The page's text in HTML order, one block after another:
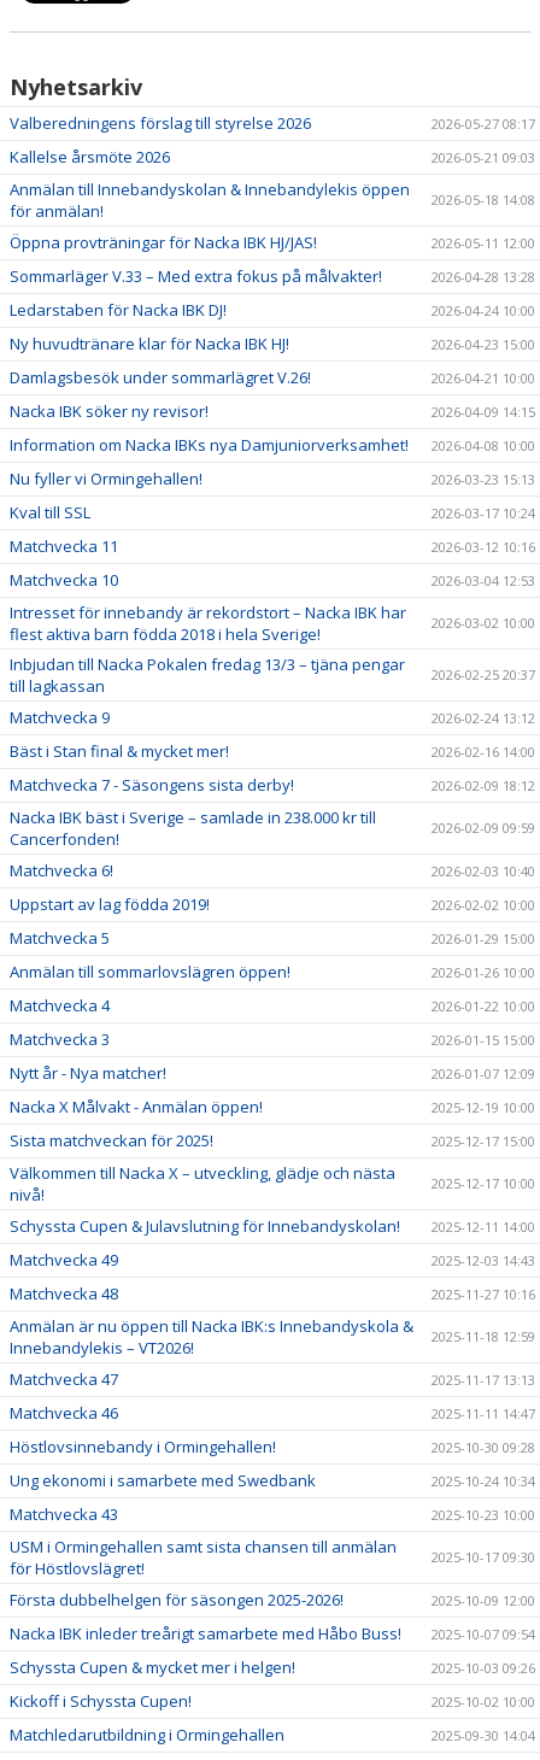
Nyhetsarkiv
Valberedningens förslag till styrelse 2026 2026-05-27 08:17
Kallelse årsmöte 2026 2026-05-21 09:03
Anmälan till Innebandyskolan & Innebandylekis öppen
för anmälan!
2026-05-18 14:08
Öppna provträningar för Nacka IBK HJ/JAS! 2026-05-11 12:00
Sommarläger V.33 – Med extra fokus på målvakter! 2026-04-28 13:28
Ledarstaben för Nacka IBK DJ! 2026-04-24 10:00
Ny huvudtränare klar för Nacka IBK HJ! 2026-04-23 15:00
Damlagsbesök under sommarlägret V.26! 2026-04-21 10:00
Nacka IBK söker ny revisor! 2026-04-09 14:15
Information om Nacka IBKs nya Damjuniorverksamhet! 2026-04-08 10:00
Nu fyller vi Ormingehallen! 2026-03-23 15:13
Kval till SSL 2026-03-17 10:24
Matchvecka 11 2026-03-12 10:16
Matchvecka 10 2026-03-04 12:53
Intresset för innebandy är rekordstort – Nacka IBK har
flest aktiva barn födda 2018 i hela Sverige!
2026-03-02 10:00
Inbjudan till Nacka Pokalen fredag 13/3 – tjäna pengar
till lagkassan
2026-02-25 20:37
Matchvecka 9 2026-02-24 13:12
Bäst i Stan final & mycket mer! 2026-02-16 14:00
Matchvecka 7 - Säsongens sista derby! 2026-02-09 18:12
Nacka IBK bäst i Sverige – samlade in 238.000 kr till
Cancerfonden!
2026-02-09 09:59
Matchvecka 6! 2026-02-03 10:40
Uppstart av lag födda 2019! 2026-02-02 10:00
Matchvecka 5 2026-01-29 15:00
Anmälan till sommarlovslägren öppen! 2026-01-26 10:00
Matchvecka 4 2026-01-22 10:00
Matchvecka 3 2026-01-15 15:00
Nytt år - Nya matcher! 2026-01-07 12:09
Nacka X Målvakt - Anmälan öppen! 2025-12-19 10:00
Sista matchveckan för 2025! 2025-12-17 15:00
Välkommen till Nacka X – utveckling, glädje och nästa
nivå!
2025-12-17 10:00
Schyssta Cupen & Julavslutning för Innebandyskolan! 2025-12-11 14:00
Matchvecka 49 2025-12-03 14:43
Matchvecka 48 2025-11-27 10:16
Anmälan är nu öppen till Nacka IBK:s Innebandyskola &
Innebandylekis – VT2026!
2025-11-18 12:59
Matchvecka 47 2025-11-17 13:13
Matchvecka 46 2025-11-11 14:47
Höstlovsinnebandy i Ormingehallen! 2025-10-30 09:28
Ung ekonomi i samarbete med Swedbank 2025-10-24 10:34
Matchvecka 43 2025-10-23 10:00
USM i Ormingehallen samt sista chansen till anmälan
för Höstlovslägret!
2025-10-17 09:30
Första dubbelhelgen för säsongen 2025-2026! 2025-10-09 12:00
Nacka IBK inleder treårigt samarbete med Håbo Buss! 2025-10-07 09:54
Schyssta Cupen & mycket mer i helgen! 2025-10-03 09:26
Kickoff i Schyssta Cupen! 2025-10-02 10:00
Matchledarutbildning i Ormingehallen 2025-09-30 14:04